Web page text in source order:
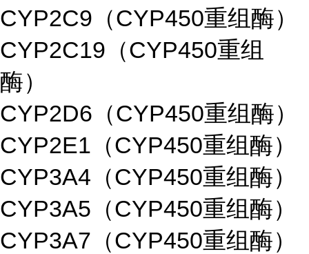
CYP2C9（CYP450重组酶）
CYP2C19（CYP450重组
酶）
CYP2D6（CYP450重组酶）
CYP2E1（CYP450重组酶）
CYP3A4（CYP450重组酶）
CYP3A5（CYP450重组酶）
CYP3A7（CYP450重组酶）